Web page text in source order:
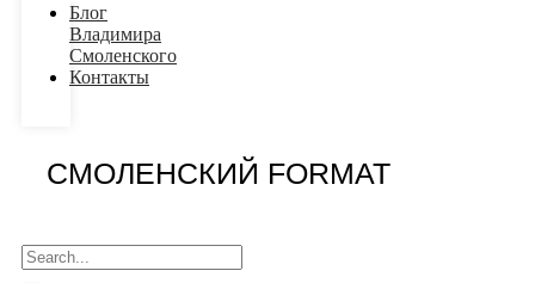
Блог
Владимира
Смоленского
Контакты
СМОЛЕНСКИЙ FORMAT